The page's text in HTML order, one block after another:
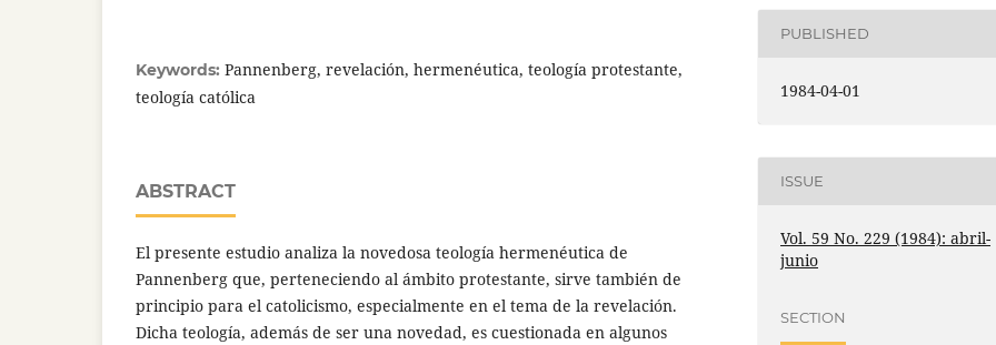
Keywords: Pannenberg, revelación, hermenéutica, teología protestante,
teología católica
ABSTRACT
El presente estudio analiza la novedosa teología hermenéutica de
Pannenberg que, perteneciendo al ámbito protestante, sirve también de
principio para el catolicismo, especialmente en el tema de la revelación.
Dicha teología, además de ser una novedad, es cuestionada en algunos
PUBLISHED
1984-04-01
ISSUE
Vol. 59 No. 229 (1984): abril-
junio
SECTION